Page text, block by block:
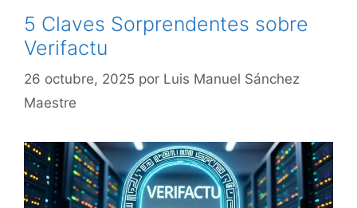
5 Claves Sorprendentes sobre
Verifactu
26 octubre, 2025 por Luis Manuel Sánchez
Maestre